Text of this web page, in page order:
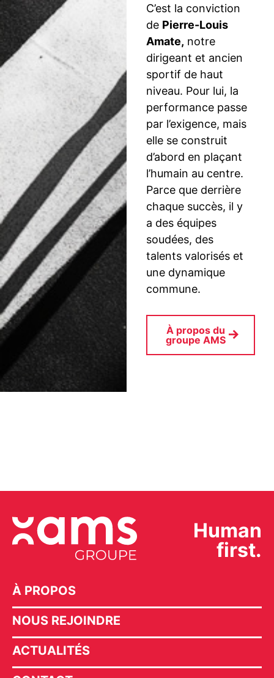
C’est la conviction
de Pierre-Louis
Amate, notre
dirigeant et ancien
sportif de haut
niveau. Pour lui, la
performance passe
par l’exigence, mais
elle se construit
d’abord en plaçant
l’humain au centre.
Parce que derrière
chaque succès, il y
a des équipes
soudées, des
talents valorisés et
une dynamique
commune.
À propos du
groupe AMS
Human
first.
À PROPOS
NOUS REJOINDRE
ACTUALITÉS